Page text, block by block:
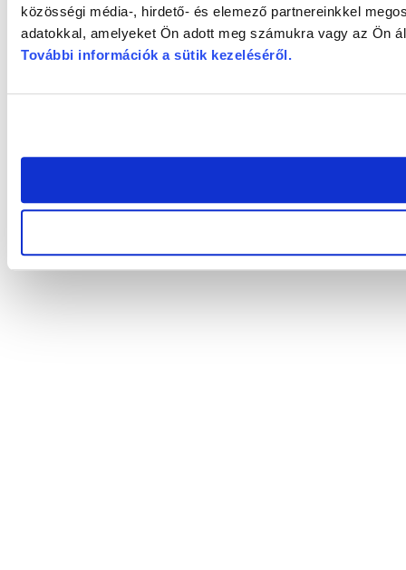
közösségi média-, hirdető- és elemező partnereinkkel
adatokkal, amelyeket Ön adott meg számukra vagy az Ön
További információk a sütik kezeléséről.